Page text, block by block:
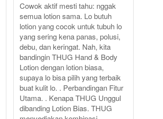
Cowok aktif mesti tahu: nggak
semua lotion sama. Lo butuh
lotion yang cocok untuk tubuh lo
yang sering kena panas, polusi,
debu, dan keringat. Nah, kita
bandingin THUG Hand & Body
Lotion dengan lotion biasa,
supaya lo bisa pilih yang terbaik
buat kulit lo. . Perbandingan Fitur
Utama. . Kenapa THUG Unggul
dibanding Lotion Bias. THUG